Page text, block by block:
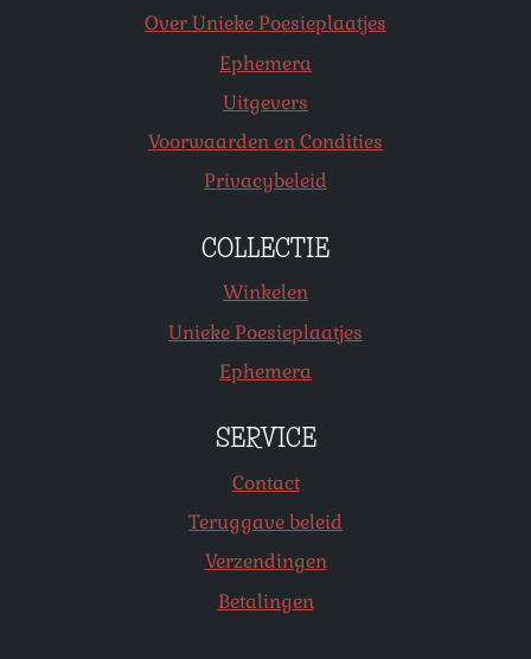
Over Unieke Poesieplaatjes
Ephemera
Uitgevers
Voorwaarden en Condities
Privacybeleid
COLLECTIE
Winkelen
Unieke Poesieplaatjes
Ephemera
SERVICE
Contact
Teruggave beleid
Verzendingen
Betalingen